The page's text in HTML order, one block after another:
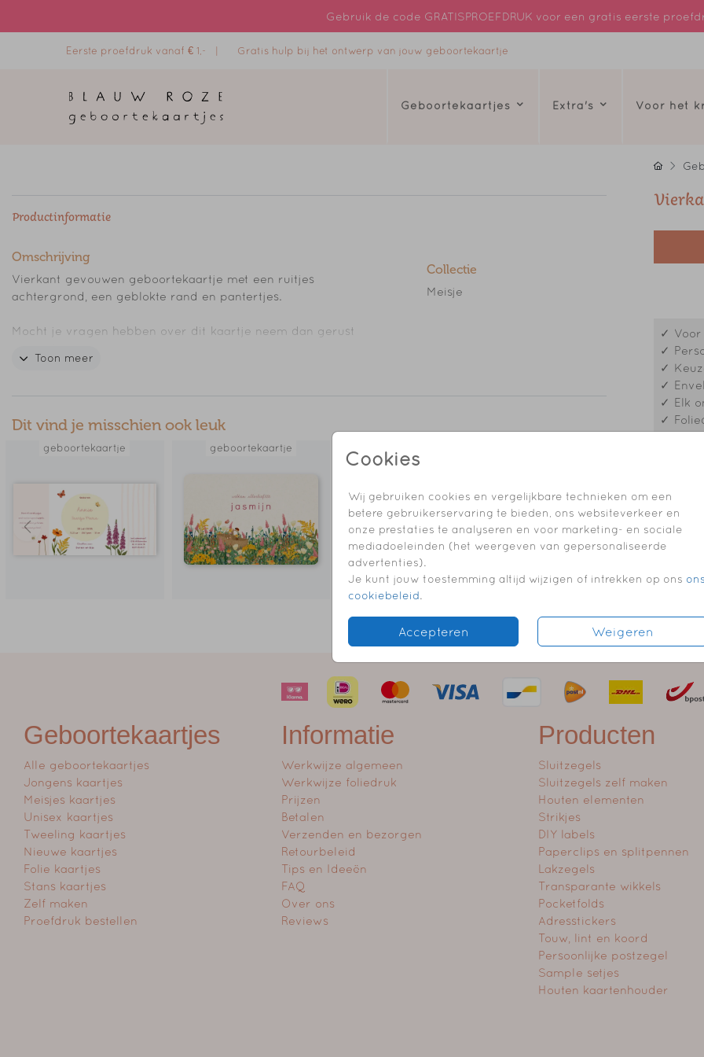
Gebruik de code GRATISPROEFDRUK voor een gratis eerste
Eerste proefdruk vanaf € 1,- | Gratis hulp bij het ontwerp van jouw geboortekaartje
Geboortekaartjes Extra's Voor het
Cookies
Wij gebruiken cookies en vergelijkbare technieken om een
betere gebruikerservaring te bieden, ons websiteverkeer en
onze prestaties te analyseren en voor marketing- en sociale
mediadoeleinden (het weergeven van gepersonaliseerde
advertenties).
Je kunt jouw toestemming altijd wijzigen of intrekken op ons ons
cookiebeleid.
Accepteren Weigeren
Productinformatie
Omschrijving
Vierkant gevouwen geboortekaartje met een ruitjes
achtergrond, een geblokte rand en pantertjes.
Mocht je vragen hebben over dit kaartje neem dan gerust
Toon meer
Collectie
Meisje
Dit vind je misschien ook leuk
geboortekaartje geboortekaartje
✓ Voor
✓
✓
✓
✓ Elk
✓
Geboortekaartjes
Alle geboortekaartjes
Jongens kaartjes
Meisjes kaartjes
Unisex kaartjes
Tweeling kaartjes
Nieuwe kaartjes
Folie kaartjes
Stans kaartjes
Zelf maken
Proefdruk bestellen
Informatie
Werkwijze algemeen
Werkwijze foliedruk
Prijzen
Betalen
Verzenden en bezorgen
Retourbeleid
Tips en Ideeën
FAQ
Over ons
Reviews
Producten
Sluitzegels
Sluitzegels zelf maken
Houten elementen
Strikjes
DIY labels
Paperclips en splitpennen
Lakzegels
Transparante wikkels
Pocketfolds
Adresstickers
Touw, lint en koord
Persoonlijke postzegel
Sample setjes
Houten kaartenhouder